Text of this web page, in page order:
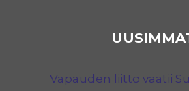
Vapauden liitto vaatii